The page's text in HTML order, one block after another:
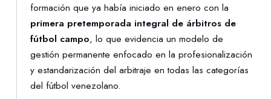
formación que ya había iniciado en enero con la
primera pretemporada integral de árbitros de
fútbol campo, lo que evidencia un modelo de
gestión permanente enfocado en la profesionalización
y estandarización del arbitraje en todas las categorías
del fútbol venezolano.